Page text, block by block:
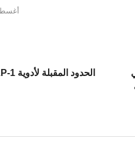
أغسطس
الحدود المقبلة لأدوية GLP-1: العلاج المحتمل للالتهابات